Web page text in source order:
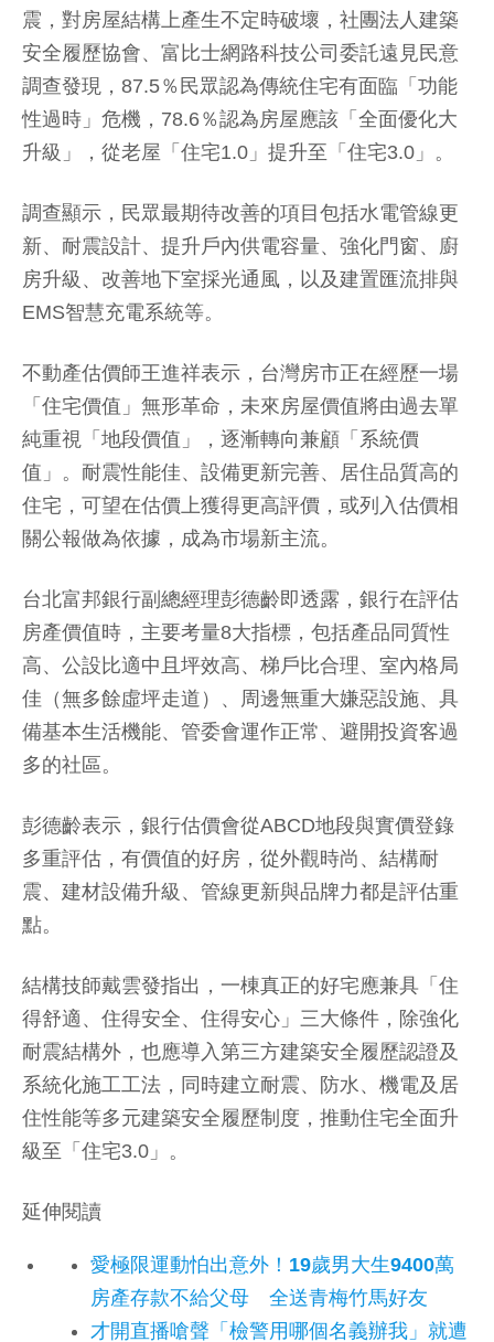
震，對房屋結構上產生不定時破壞，社團法人建築
安全履歷協會、富比士網路科技公司委託遠見民意
調查發現，87.5％民眾認為傳統住宅有面臨「功能
性過時」危機，78.6％認為房屋應該「全面優化大
升級」，從老屋「住宅1.0」提升至「住宅3.0」。
調查顯示，民眾最期待改善的項目包括水電管線更
新、耐震設計、提升戶內供電容量、強化門窗、廚
房升級、改善地下室採光通風，以及建置匯流排與
EMS智慧充電系統等。
不動產估價師王進祥表示，台灣房市正在經歷一場
「住宅價值」無形革命，未來房屋價值將由過去單
純重視「地段價值」，逐漸轉向兼顧「系統價
值」。耐震性能佳、設備更新完善、居住品質高的
住宅，可望在估價上獲得更高評價，或列入估價相
關公報做為依據，成為市場新主流。
台北富邦銀行副總經理彭德齡即透露，銀行在評估
房產價值時，主要考量8大指標，包括產品同質性
高、公設比適中且坪效高、梯戶比合理、室內格局
佳（無多餘虛坪走道）、周邊無重大嫌惡設施、具
備基本生活機能、管委會運作正常、避開投資客過
多的社區。
彭德齡表示，銀行估價會從ABCD地段與實價登錄
多重評估，有價值的好房，從外觀時尚、結構耐
震、建材設備升級、管線更新與品牌力都是評估重
點。
結構技師戴雲發指出，一棟真正的好宅應兼具「住
得舒適、住得安全、住得安心」三大條件，除強化
耐震結構外，也應導入第三方建築安全履歷認證及
系統化施工工法，同時建立耐震、防水、機電及居
住性能等多元建築安全履歷制度，推動住宅全面升
級至「住宅3.0」。
延伸閱讀
愛極限運動怕出意外！19歲男大生9400萬
房產存款不給父母 全送青梅竹馬好友
才開直播嗆聲「檢警用哪個名義辦我」就遭